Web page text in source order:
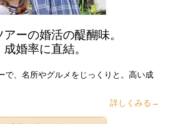
ーの婚活の醍醐味。
成婚率に直結。
で、名所やグルメをじっくりと。高い成
詳しくみる→